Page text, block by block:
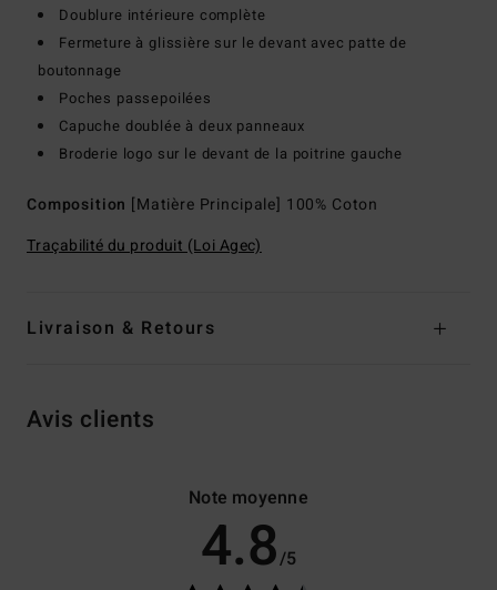
Doublure intérieure complète
Fermeture à glissière sur le devant avec patte de
boutonnage
Poches passepoilées
Capuche doublée à deux panneaux
Broderie logo sur le devant de la poitrine gauche
Composition [Matière Principale] 100% Coton
Traçabilité du produit (Loi Agec)
Livraison & Retours
Avis clients
Note moyenne
4.8/5